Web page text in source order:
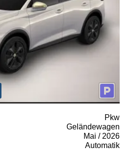
Pkw
Geländewagen
Mai / 2026
Automatik